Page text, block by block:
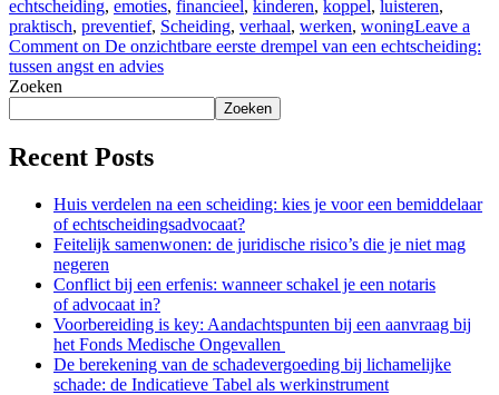
echtscheiding, emoties, financieel, kinderen, koppel, luisteren,
praktisch, preventief, Scheiding, verhaal, werken, woningLeave a
Comment on De onzichtbare eerste drempel van een echtscheiding:
tussen angst en advies
Zoeken
Zoeken
Recent Posts
Huis verdelen na een scheiding: kies je voor een bemiddelaar
of echtscheidingsadvocaat?
Feitelijk samenwonen: de juridische risico’s die je niet mag
negeren
Conflict bij een erfenis: wanneer schakel je een notaris
of advocaat in?
Voorbereiding is key: Aandachtspunten bij een aanvraag bij
het Fonds Medische Ongevallen
De berekening van de schadevergoeding bij lichamelijke
schade: de Indicatieve Tabel als werkinstrument